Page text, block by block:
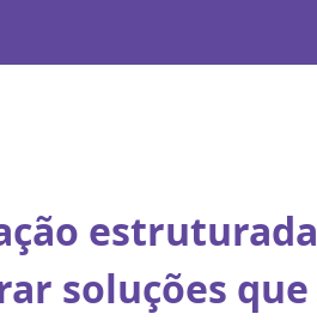
estruturada
soluções que